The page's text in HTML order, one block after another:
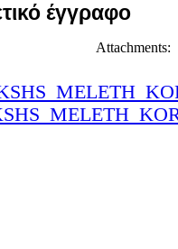
έγγραφο
Attachments: